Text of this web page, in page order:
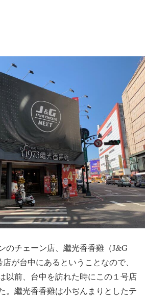
のチェーン店、繼光香香雞（J&G
店が台中にあるということなので、
以前、台中を訪れた時にこの１号店
。繼光香香雞は小ぢんまりとしたテ